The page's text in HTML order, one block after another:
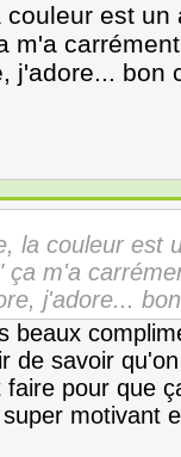
est
m'a
j'adore... bon
la couleur est
ça m'a
j'adore...
beaux
de savoir
pour que
motivant